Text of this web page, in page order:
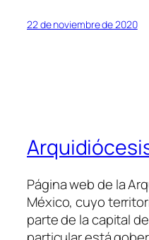
22 de noviembre de 2020
Página web de la
México, cuyo
parte de la capital